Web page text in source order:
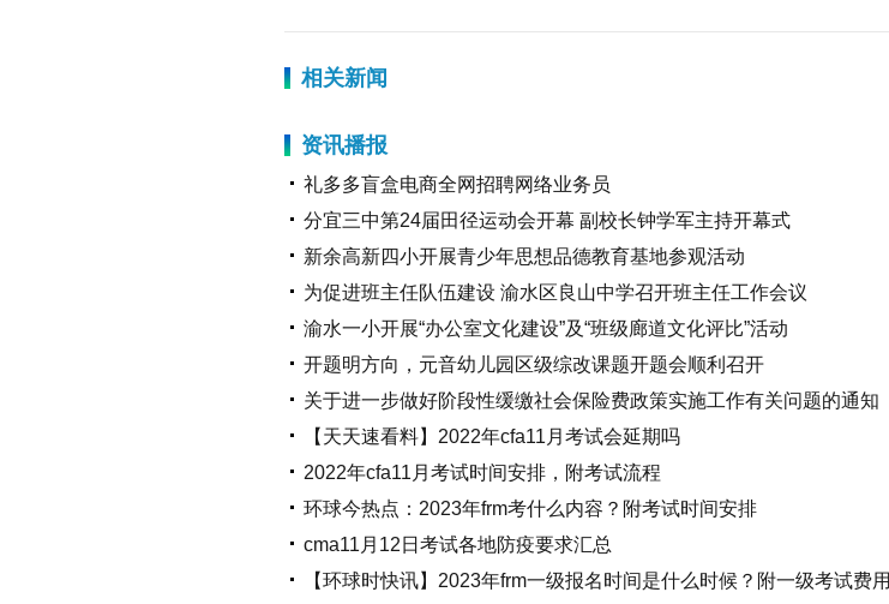
相关新闻
资讯播报
礼多多盲盒电商全网招聘网络业务员
分宜三中第24届田径运动会开幕 副校长钟学军主持开幕式
新余高新四小开展青少年思想品德教育基地参观活动
为促进班主任队伍建设 渝水区良山中学召开班主任工作会议
渝水一小开展“办公室文化建设”及“班级廊道文化评比”活动
开题明方向，元音幼儿园区级综改课题开题会顺利召开
关于进一步做好阶段性缓缴社会保险费政策实施工作有关问题的通知
【天天速看料】2022年cfa11月考试会延期吗
2022年cfa11月考试时间安排，附考试流程
环球今热点：2023年frm考什么内容？附考试时间安排
cma11月12日考试各地防疫要求汇总
【环球时快讯】2023年frm一级报名时间是什么时候？附一级考试费用